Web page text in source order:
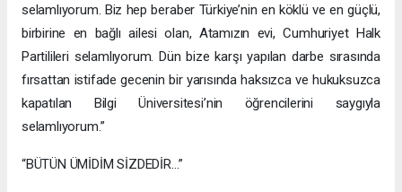
selamlıyorum. Biz hep beraber Türkiye’nin en köklü ve en güçlü,
birbirine en bağlı ailesi olan, Atamızın evi, Cumhuriyet Halk
Partilileri selamlıyorum. Dün bize karşı yapılan darbe sırasında
fırsattan istifade gecenin bir yarısında haksızca ve hukuksuzca
kapatılan Bilgi Üniversitesi’nin öğrencilerini saygıyla
selamlıyorum.”
“BÜTÜN ÜMİDİM SİZDEDİR…”